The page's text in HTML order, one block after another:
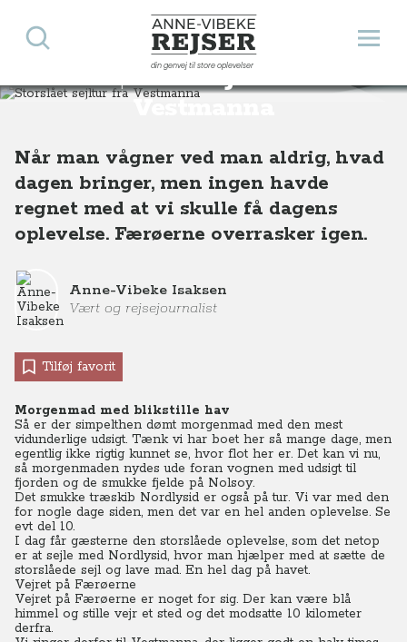
Anne-Vibeke Rejser
din genvej til store oplevelser
Åbn
Søg
Storslået sejltur fra
Vestmanna
Destinationer Europa Færøerne Storslået sejltur fra Vestmanna
Når man vågner ved man aldrig, hvad
dagen bringer, men ingen havde
regnet med at vi skulle få dagens
oplevelse. Færøerne overrasker igen.
Anne-Vibeke Isaksen
Vært og rejsejournalist
Tilføj favorit
Morgenmad med blikstille hav
Så er der simpelthen dømt morgenmad med den mest
vidunderlige udsigt. Tænk vi har boet her så mange dage, men
egentlig ikke rigtig kunnet se, hvor flot her er. Det kan vi nu,
så morgenmaden nydes ude foran vognen med udsigt til
fjorden og de smukke fjelde på Nolsoy.
Det smukke træskib Nordlysid er også på tur. Vi var med den
for nogle dage siden, men det var en hel anden oplevelse. Se
evt del 10.
I dag får gæsterne den storslåede oplevelse, som det netop
er at sejle med Nordlysid, hvor man hjælper med at sætte de
storslåede sejl og lave mad. En hel dag på havet.
Vejret på Færøerne
Vejret på Færøerne er noget for sig. Der kan være blå
himmel og stille vejr et sted og det modsatte 10 kilometer
derfra.